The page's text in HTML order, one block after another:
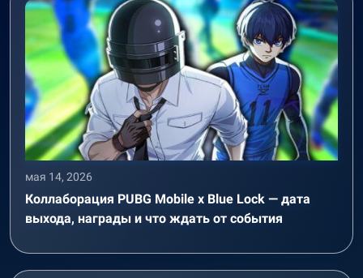
мая 14, 2026
Коллаборация PUBG Mobile x Blue Lock — дата
выхода, награды и что ждать от события